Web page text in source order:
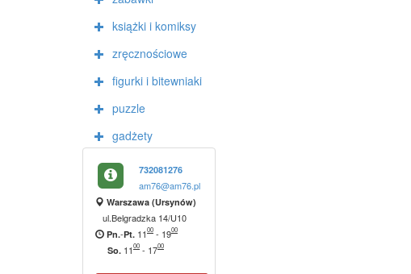
książki i komiksy
zręcznościowe
figurki i bitewniaki
puzzle
gadżety
732081276
am76@am76.pl
Warszawa (Ursynów)
ul.Belgradzka 14/U10
Pn.-Pt. 1100 - 1900
So. 1100 - 1700